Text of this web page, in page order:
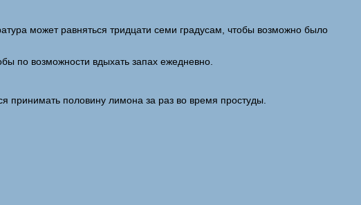
может равняться тридцати семи градусам, чтобы возможно было
по возможности вдыхать запах ежедневно.
принимать половину лимона за раз во время простуды.